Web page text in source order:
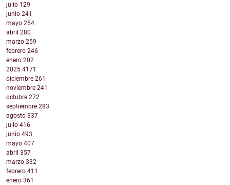
julio 129
junio 241
mayo 254
abril 280
marzo 259
febrero 246
enero 202
2025 4171
diciembre 261
noviembre 241
octubre 272
septiembre 283
agosto 337
julio 416
junio 493
mayo 407
abril 357
marzo 332
febrero 411
enero 361